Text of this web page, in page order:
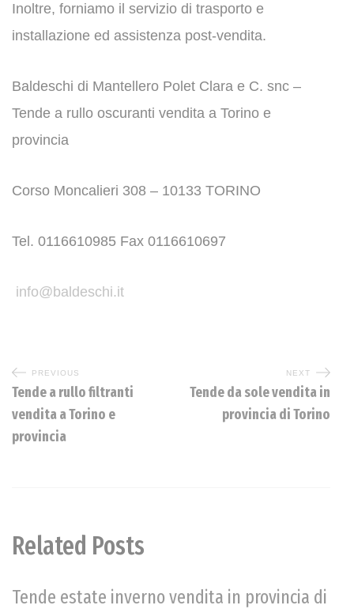
Inoltre, forniamo il servizio di trasporto e
installazione ed assistenza post-vendita.
Baldeschi di Mantellero Polet Clara e C. snc –
Tende a rullo oscuranti vendita a Torino e
provincia
Corso Moncalieri 308 – 10133 TORINO
Tel. 0116610985 Fax 0116610697
info@baldeschi.it
PREVIOUS
Tende a rullo filtranti
vendita a Torino e
provincia
NEXT
Tende da sole vendita in
provincia di Torino
Related Posts
Tende estate inverno vendita in provincia di